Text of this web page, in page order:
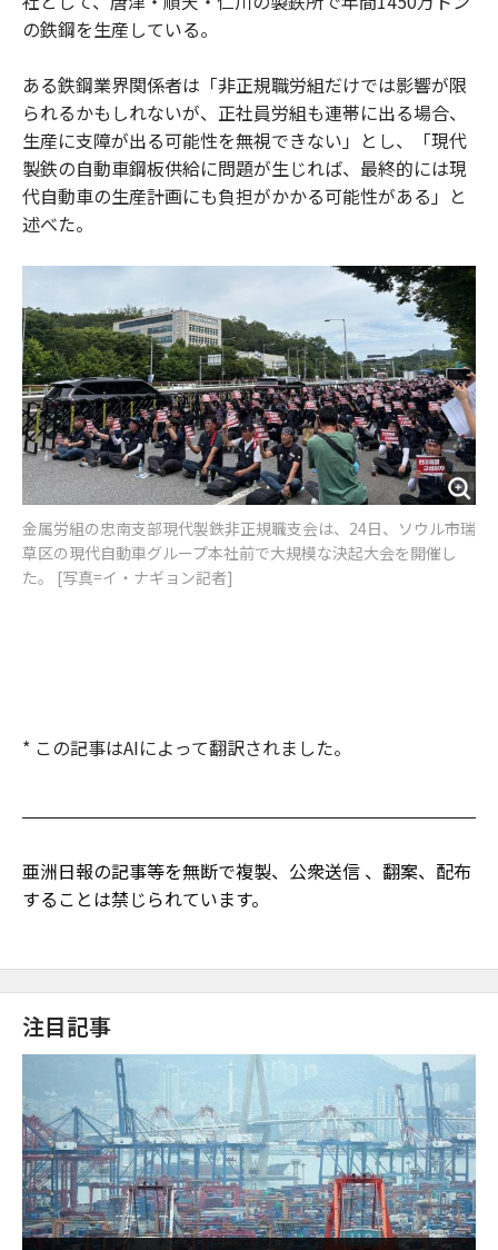
の鉄鋼を生産している。
ある鉄鋼業界関係者は「非正規職労組だけでは影響が限
られるかもしれないが、正社員労組も連帯に出る場合、
生産に支障が出る可能性を無視できない」とし、「現代
製鉄の自動車鋼板供給に問題が生じれば、最終的には現
代自動車の生産計画にも負担がかかる可能性がある」と
述べた。
金属労組の忠南支部現代製鉄非正規職支会は、24日、ソウル市瑞
草区の現代自動車グループ本社前で大規模な決起大会を開催し
た。 [写真=イ・ナギョン記者]
* この記事はAIによって翻訳されました。
亜洲日報の記事等を無断で複製、公衆送信 、翻案、配布
することは禁じられています。
注目記事